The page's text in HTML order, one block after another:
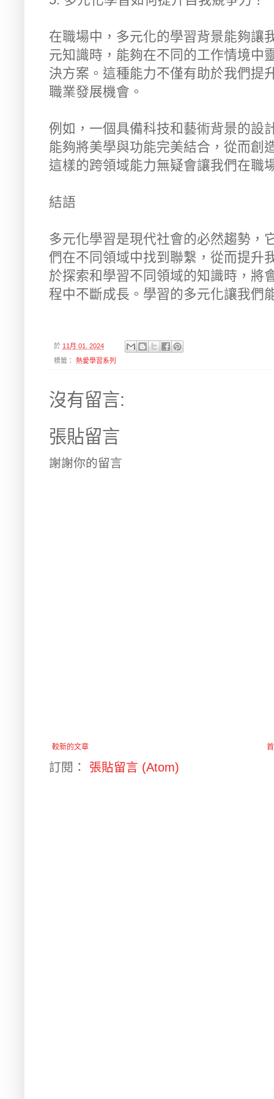
在職場中，多元化的學習背景能夠讓
元知識時，能夠在不同的工作情境中
決方案。這種能力不僅有助於我們提
職業發展機會。
例如，一個具備科技和藝術背景的設
能夠將美學與功能完美結合，從而創
這樣的跨領域能力無疑會讓我們在職
結語
多元化學習是現代社會的必然趨勢，
們在不同領域中找到聯繫，從而提升
於探索和學習不同領域的知識時，將
程中不斷成長。學習的多元化讓我們
於 11月 01, 2024
標籤： 熱愛學習系列
沒有留言:
張貼留言
謝謝你的留言
較新的文章
訂閱： 張貼留言 (Atom)